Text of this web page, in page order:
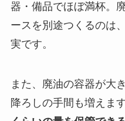
器・備品でほぼ満杯。
ースを別途つくるのは
実です。
また、廃油の容器が大
降ろしの手間も増えます